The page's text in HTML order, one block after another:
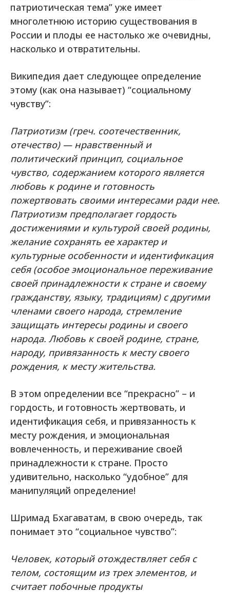
патриотическая тема” уже имеет
многолетнюю историю существования в
России и плоды ее настолько же очевидны,
насколько и отвратительны.
Википедия дает следующее определение
этому (как она называет) “социальному
чувству”:
Патриотизм (греч. соотечественник,
отечество) — нравственный и
политический принцип, социальное
чувство, содержанием которого является
любовь к родине и готовность
пожертвовать своими интересами ради нее.
Патриотизм предполагает гордость
достижениями и культурой своей родины,
желание сохранять ее характер и
культурные особенности и идентификация
себя (особое эмоциональное переживание
своей принадлежности к стране и своему
гражданству, языку, традициям) с другими
членами своего народа, стремление
защищать интересы родины и своего
народа. Любовь к своей родине, стране,
народу, привязанность к месту своего
рождения, к месту жительства.
В этом определении все “прекрасно” – и
гордость, и готовность жертвовать, и
идентификация себя, и привязанность к
месту рождения, и эмоциональная
вовлеченность, и переживание своей
принадлежности к стране. Просто
удивительно, насколько “удобное” для
манипуляций определение!
Шримад Бхагаватам, в свою очередь, так
понимает это “социальное чувство”:
Человек, который отождествляет себя с
телом, состоящим из трех элементов, и
считает побочные продукты